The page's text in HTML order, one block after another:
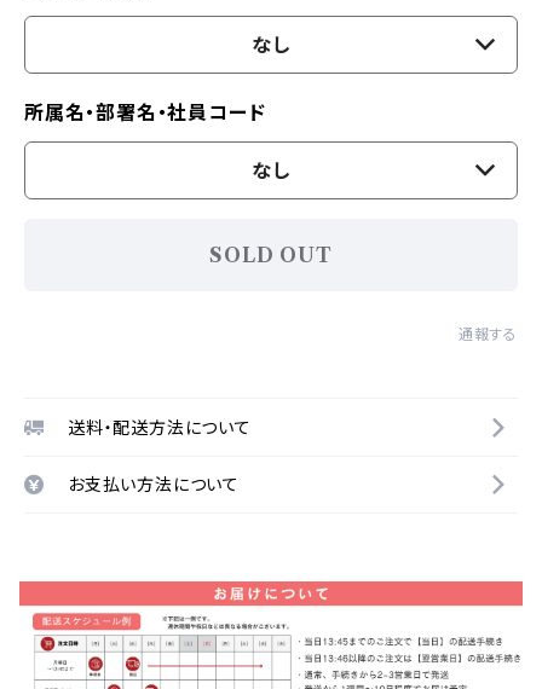
なし
所属名・部署名・社員コード
なし
SOLD OUT
通報する
送料・配送方法について
お支払い方法について